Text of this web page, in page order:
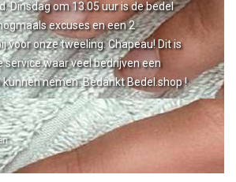
Dinsdag om 13.05 uur is de bedel
excuses en een 2
voor onze tweeling. Chapeau! Dit is
service waar veel bedrijven een
nemen. Bedankt Bedel.shop !